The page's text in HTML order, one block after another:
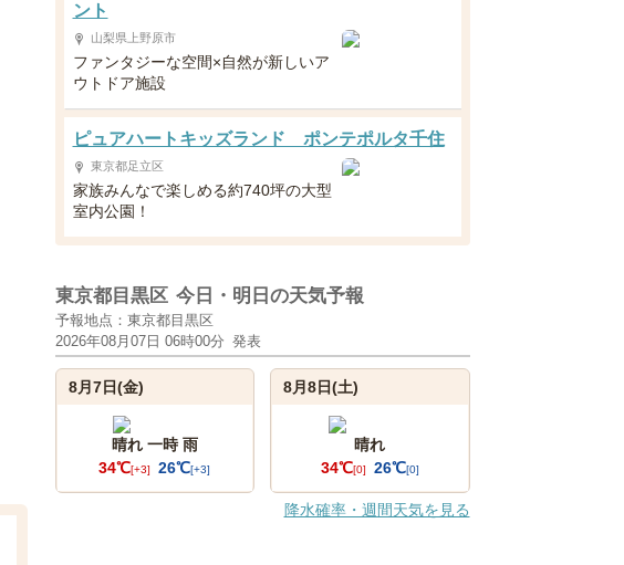
ント
山梨県上野原市
ファンタジーな空間×自然が新しいア
ウトドア施設
ピュアハートキッズランド ポンテポルタ千住
東京都足立区
家族みんなで楽しめる約740坪の大型
室内公園！
東京都目黒区 今日・明日の天気予報
予報地点：東京都目黒区
2026年08月07日 06時00分 発表
8月7日(金)
晴れ 一時 雨
34℃[+3] 26℃[+3]
8月8日(土)
晴れ
34℃[0] 26℃[0]
降水確率・週間天気を見る